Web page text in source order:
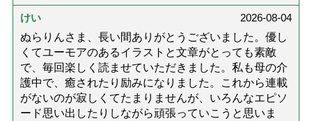
達』が届きました」）
けい
2026-08-04
ぬらりんさま、長い間ありがとうございました。優し
くてユーモアのあるイラストと文章がとっても素敵
で、毎回楽しく読ませていただきました。私も母の介
護中で、癒されたり励みになりました。これから連載
がないのが寂しくてたまりませんが、いろんなエピソ
ード思い出したりしながら頑張っていこうと思いま